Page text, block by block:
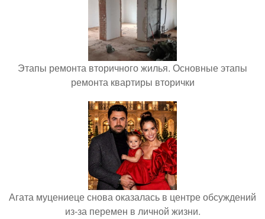
Этапы ремонта вторичного жилья. Основные этапы
ремонта квартиры вторички
Агата муцениеце снова оказалась в центре обсуждений
из-за перемен в личной жизни.